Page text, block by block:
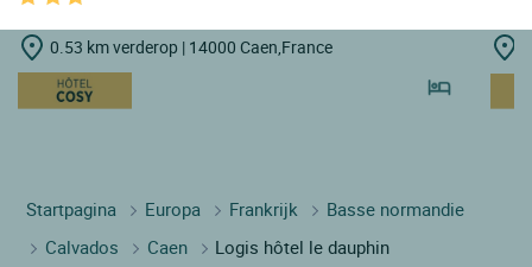
0.53 km verderop | 14000 Caen,France
Startpagina Europa Frankrijk
Basse normandie
Calvados
Caen Logis hôtel le dauphin